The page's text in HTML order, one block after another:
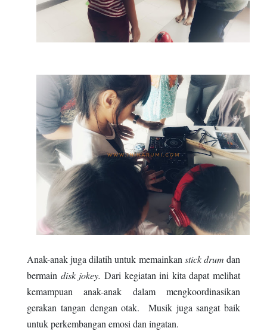
Anak-anak juga dilatih untuk memainkan stick drum dan
bermain disk jokey. Dari kegiatan ini kita dapat melihat
kemampuan anak-anak dalam mengkoordinasikan
gerakan tangan dengan otak. Musik juga sangat baik
untuk perkembangan emosi dan ingatan.